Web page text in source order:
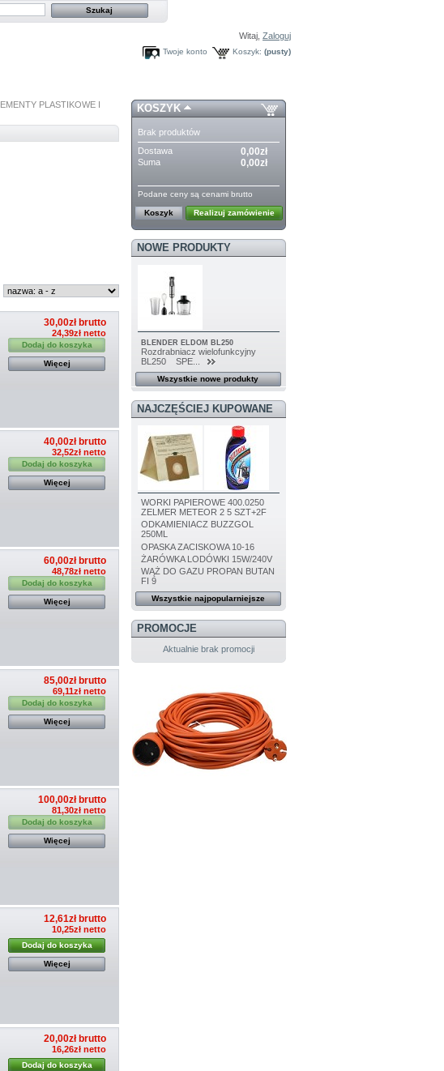
Witaj,Zaloguj
Koszyk: (pusty)
Twoje konto
PLASTIKOWE I
30,00zł brutto
24,39zł netto
Dodaj do koszyka
Więcej
40,00zł brutto
32,52zł netto
Dodaj do koszyka
Więcej
60,00zł brutto
48,78zł netto
Dodaj do koszyka
Więcej
85,00zł brutto
69,11zł netto
Dodaj do koszyka
Więcej
100,00zł brutto
81,30zł netto
Dodaj do koszyka
Więcej
12,61zł brutto
10,25zł netto
Dodaj do koszyka
Więcej
20,00zł brutto
16,26zł netto
Dodaj do koszyka
KOSZYK
Brak produktów
Dostawa
0,00zł
Suma 0,00zł
Podane ceny są cenami brutto
Koszyk Realizuj zamówienie
NOWE PRODUKTY
BLENDER ELDOM BL250
Rozdrabniacz wielofunkcyjny
BL250 SPE...
Wszystkie nowe produkty
NAJCZĘŚCIEJ KUPOWANE
WORKI PAPIEROWE 400.0250
ZELMER METEOR 2 5 SZT+2F
ODKAMIENIACZ BUZZGOL
250ML
OPASKA ZACISKOWA 10-16
ŻARÓWKA LODÓWKI 15W/240V
WĄŻ DO GAZU PROPAN BUTAN
FI 9
Wszystkie najpopularniejsze
PROMOCJE
Aktualnie brak promocji